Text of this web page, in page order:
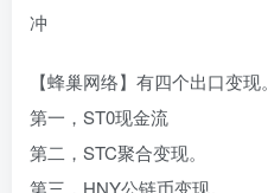
冲
【蜂巢网络】有四个出口变现。
第一，ST0现金流
第二，STC聚合变现。
第三，HNY公链币变现。